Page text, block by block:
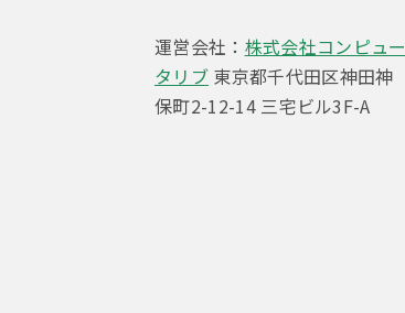
ョ
ン
運営会社： 株式会社コンピュー
タリブ東京都千代田区神田神
保町2-12-14 三宅ビル3F-A